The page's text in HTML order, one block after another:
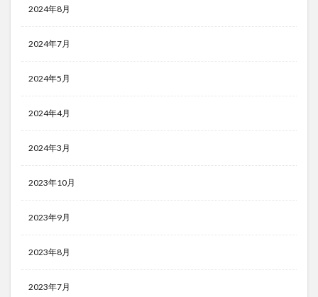
2024年8月
2024年7月
2024年5月
2024年4月
2024年3月
2023年10月
2023年9月
2023年8月
2023年7月